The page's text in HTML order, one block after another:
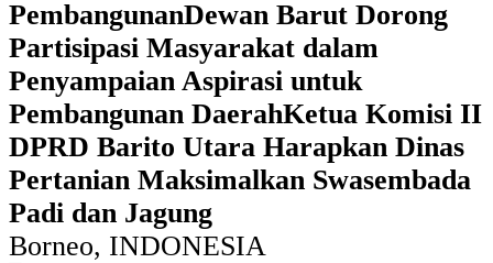
PembangunanDewan Barut Dorong
Partisipasi Masyarakat dalam
Penyampaian Aspirasi untuk
Pembangunan DaerahKetua Komisi II
DPRD Barito Utara Harapkan Dinas
Pertanian Maksimalkan Swasembada
Padi dan Jagung
Borneo, INDONESIA